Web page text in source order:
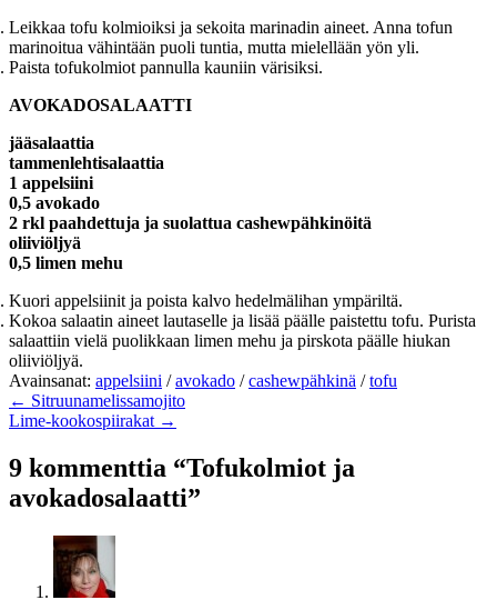
Leikkaa tofu kolmioiksi ja sekoita marinadin aineet. Anna tofun
marinoitua vähintään puoli tuntia, mutta mielellään yön yli.
Paista tofukolmiot pannulla kauniin värisiksi.
AVOKADOSALAATTI
jääsalaattia
tammenlehtisalaattia
1 appelsiini
0,5 avokado
2 rkl paahdettuja ja suolattua cashewpähkinöitä
oliiviöljyä
0,5 limen mehu
Kuori appelsiinit ja poista kalvo hedelmälihan ympäriltä.
Kokoa salaatin aineet lautaselle ja lisää päälle paistettu tofu. Purista
salaattiin vielä puolikkaan limen mehu ja pirskota päälle hiukan
oliiviöljyä.
Avainsanat: appelsiini /avokado /cashewpähkinä /tofu
← Sitruunamelissamojito
Lime-kookospiirakat →
9 kommenttia “Tofukolmiot ja
avokadosalaatti”